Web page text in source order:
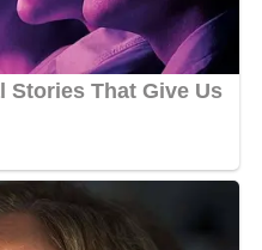
plus que ces scènes se
d’un établissement
fréquenté par des
Pour plusieurs parents,
nocturnes, présence
un motif sérieux